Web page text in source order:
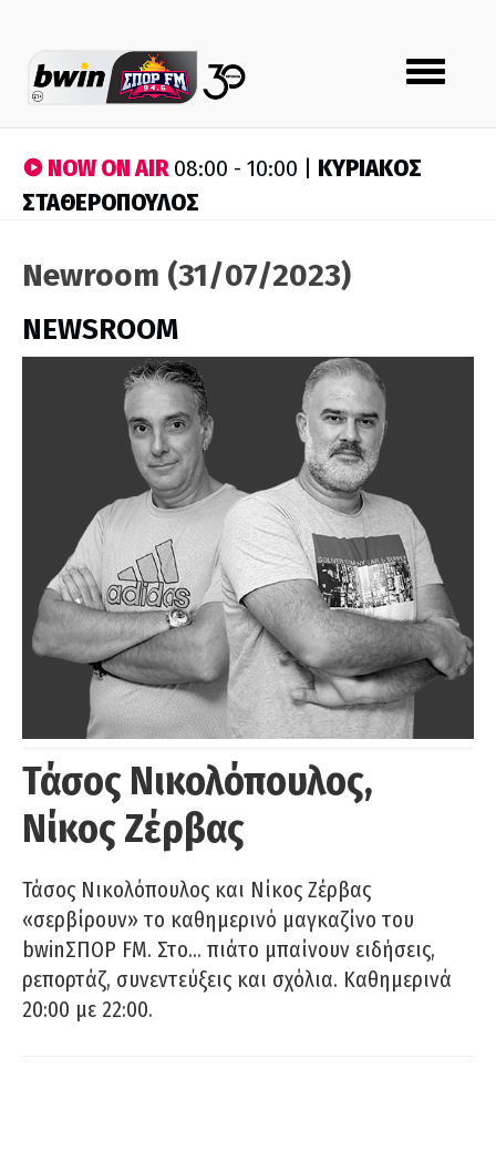
Toggle
navigation
NOW ON AIR08:00 - 10:00 | ΚΥΡΙΑΚΟΣ
ΣΤΑΘΕΡΟΠΟΥΛΟΣ
Newroom (31/07/2023)
NEWSROOM
Τάσος Νικολόπουλος,
Νίκος Ζέρβας
Τάσος Νικολόπουλος και Νίκος Ζέρβας
«σερβίρουν» το καθημερινό μαγκαζίνο του
bwinΣΠΟΡ FM. Στο… πιάτο μπαίνουν ειδήσεις,
ρεπορτάζ, συνεντεύξεις και σχόλια. Καθημερινά
20:00 με 22:00.